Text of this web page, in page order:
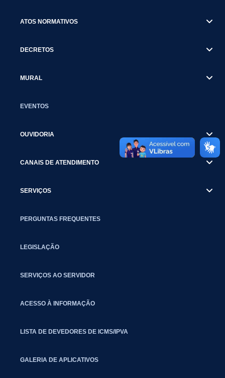
ATOS NORMATIVOS
DECRETOS
MURAL
EVENTOS
OUVIDORIA
CANAIS DE ATENDIMENTO
SERVIÇOS
PERGUNTAS FREQUENTES
LEGISLAÇÃO
SERVIÇOS AO SERVIDOR
ACESSO À INFORMAÇÃO
LISTA DE DEVEDORES DE ICMS/IPVA
GALERIA DE APLICATIVOS